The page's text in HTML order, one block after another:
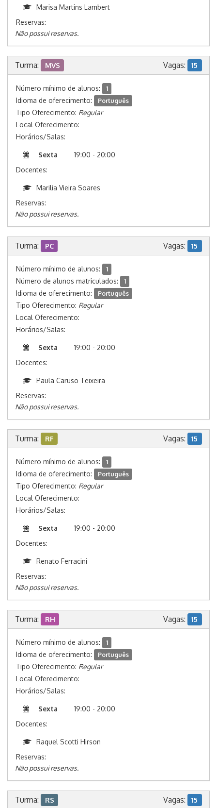
Marisa Martins Lambert
Reservas:
Não possui reservas.
Turma: MVS Vagas: 15
Número mínimo de alunos: 1
Idioma de oferecimento: Português
Tipo Oferecimento: Regular
Local Oferecimento:
Horários/Salas:
Sexta
19:00 - 20:00
Docentes:
Marilia Vieira Soares
Reservas:
Não possui reservas.
Turma: PC Vagas: 15
Número mínimo de alunos: 1
Número de alunos matriculados: 1
Idioma de oferecimento: Português
Tipo Oferecimento: Regular
Local Oferecimento:
Horários/Salas:
Sexta
19:00 - 20:00
Docentes:
Paula Caruso Teixeira
Reservas:
Não possui reservas.
Turma: RF Vagas: 15
Número mínimo de alunos: 1
Idioma de oferecimento: Português
Tipo Oferecimento: Regular
Local Oferecimento:
Horários/Salas:
Sexta
19:00 - 20:00
Docentes:
Renato Ferracini
Reservas:
Não possui reservas.
Turma: RH Vagas: 15
Número mínimo de alunos: 1
Idioma de oferecimento: Português
Tipo Oferecimento: Regular
Local Oferecimento:
Horários/Salas:
Sexta
19:00 - 20:00
Docentes:
Raquel Scotti Hirson
Reservas:
Não possui reservas.
Turma: RS Vagas: 15